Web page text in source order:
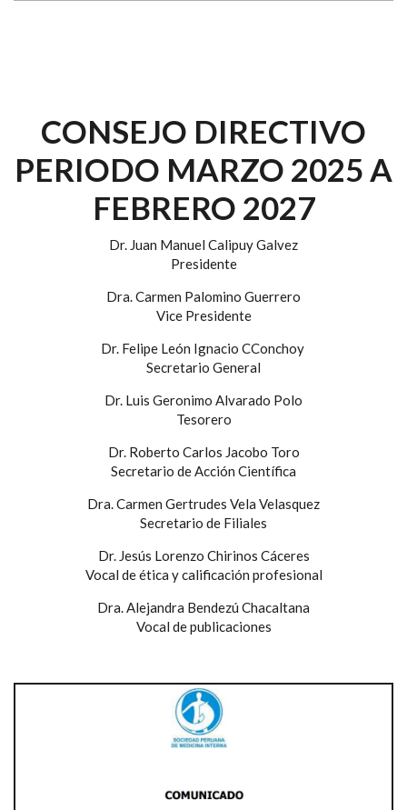
CONSEJO DIRECTIVO
PERIODO MARZO 2025 A
FEBRERO 2027
Dr. Juan Manuel Calipuy Galvez
Presidente
Dra. Carmen Palomino Guerrero
Vice Presidente
Dr. Felipe León Ignacio CConchoy
Secretario General
Dr. Luis Geronimo Alvarado Polo
Tesorero
Dr. Roberto Carlos Jacobo Toro
Secretario de Acción Científica
Dra. Carmen Gertrudes Vela Velasquez
Secretario de Filiales
Dr. Jesús Lorenzo Chirinos Cáceres
Vocal de ética y calificación profesional
Dra. Alejandra Bendezú Chacaltana
Vocal de publicaciones